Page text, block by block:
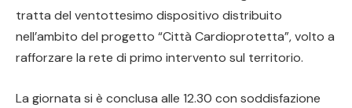
tratta del ventottesimo dispositivo distribuito
nell’ambito del progetto “Città Cardioprotetta”, volto a
rafforzare la rete di primo intervento sul territorio.
La giornata si è conclusa alle 12.30 con soddisfazione